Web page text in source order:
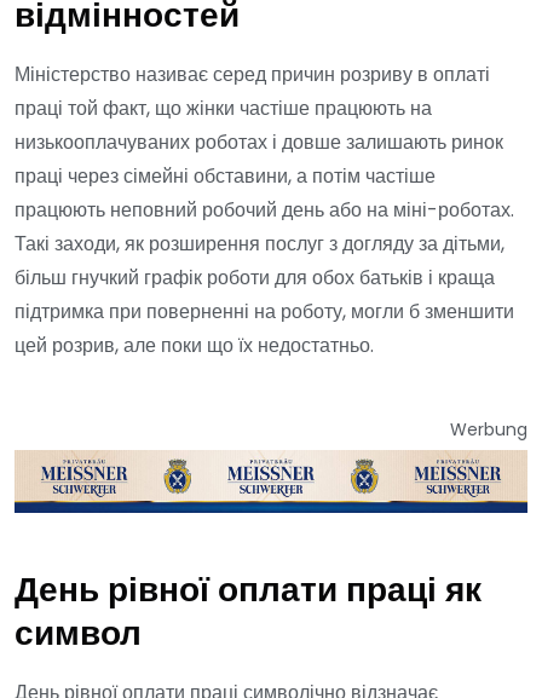
відмінностей
Міністерство називає серед причин розриву в оплаті
праці той факт, що жінки частіше працюють на
низькооплачуваних роботах і довше залишають ринок
праці через сімейні обставини, а потім частіше
працюють неповний робочий день або на міні-роботах.
Такі заходи, як розширення послуг з догляду за дітьми,
більш гнучкий графік роботи для обох батьків і краща
підтримка при поверненні на роботу, могли б зменшити
цей розрив, але поки що їх недостатньо.
Werbung
День рівної оплати праці як
символ